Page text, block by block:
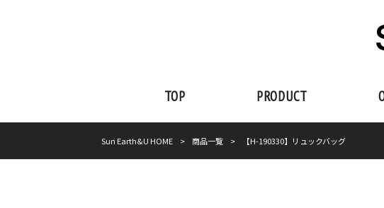
TOP PRODUCT
Sun Earth&U HOME > 商品一覧 > 【H-190330】リュックバッグ